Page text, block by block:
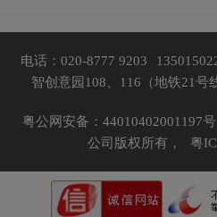
电话：020-8777 9203
智创意园108、116（地铁21号
粤公网安备：44010402001197号
公司版权所有，
粤